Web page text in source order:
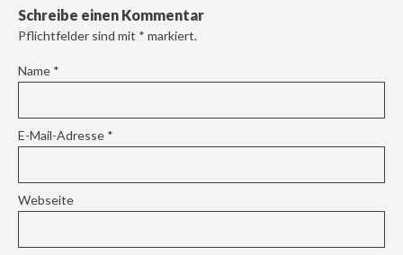
Schreibe einen Kommentar
Pflichtfelder sind mit * markiert.
Name *
E-Mail-Adresse *
Webseite